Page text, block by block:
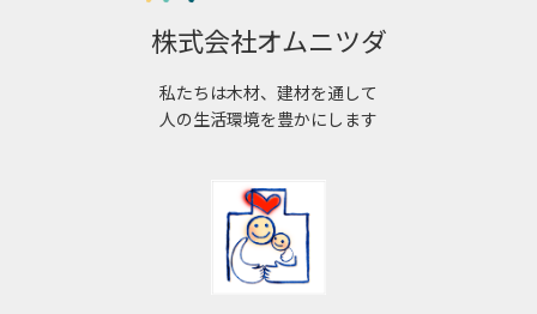
株式会社オムニツダ
私たちは木材、建材を通して
人の生活環境を豊かにします